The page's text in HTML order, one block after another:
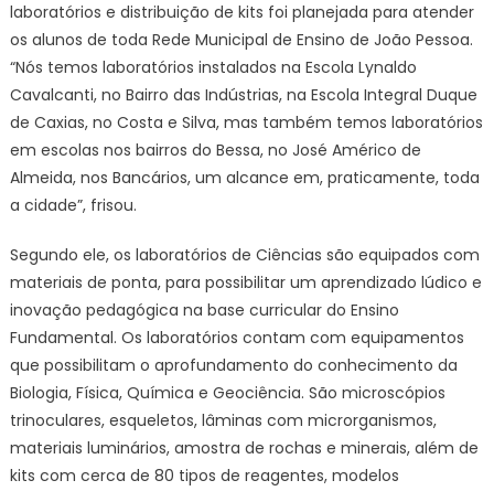
laboratórios e distribuição de kits foi planejada para atender
os alunos de toda Rede Municipal de Ensino de João Pessoa.
“Nós temos laboratórios instalados na Escola Lynaldo
Cavalcanti, no Bairro das Indústrias, na Escola Integral Duque
de Caxias, no Costa e Silva, mas também temos laboratórios
em escolas nos bairros do Bessa, no José Américo de
Almeida, nos Bancários, um alcance em, praticamente, toda
a cidade”, frisou.
Segundo ele, os laboratórios de Ciências são equipados com
materiais de ponta, para possibilitar um aprendizado lúdico e
inovação pedagógica na base curricular do Ensino
Fundamental. Os laboratórios contam com equipamentos
que possibilitam o aprofundamento do conhecimento da
Biologia, Física, Química e Geociência. São microscópios
trinoculares, esqueletos, lâminas com microrganismos,
materiais luminários, amostra de rochas e minerais, além de
kits com cerca de 80 tipos de reagentes, modelos